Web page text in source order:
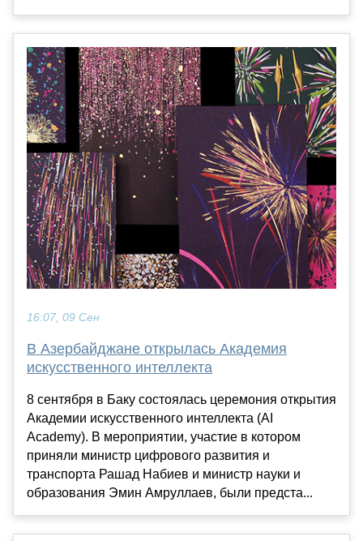
16:07, 09 Сен
В Азербайджане открылась Академия
искусственного интеллекта
8 сентября в Баку состоялась церемония открытия
Академии искусственного интеллекта (AI
Academy). В мероприятии, участие в котором
приняли министр цифрового развития и
транспорта Рашад Набиев и министр науки и
образования Эмин Амруллаев, были предста...